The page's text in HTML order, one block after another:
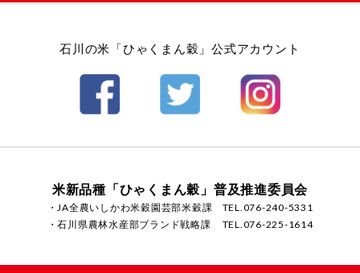
米新品種「ひゃくまん穀」普及推進委員会
・JA全農いしかわ米穀園芸部米穀課
TEL.076-240-5331
・石川県農林水産部ブランド戦略課
TEL.076-225-1614
石川の米「ひゃくまん穀」公式アカウント